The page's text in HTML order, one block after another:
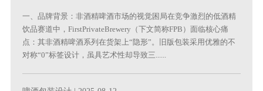
一、品牌背景：非酒精啤酒市场的视觉困局在竞争激烈的低酒精
饮品赛道中，FirstPrivateBrewery（下文简称FPB）面临核心痛
点：其非酒精啤酒系列在货架上“隐形”。旧版包装采用优雅的不
对称“0”标签设计，虽具艺术性却导致三......